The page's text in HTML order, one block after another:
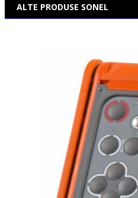
ALTE PRODUSE SONEL